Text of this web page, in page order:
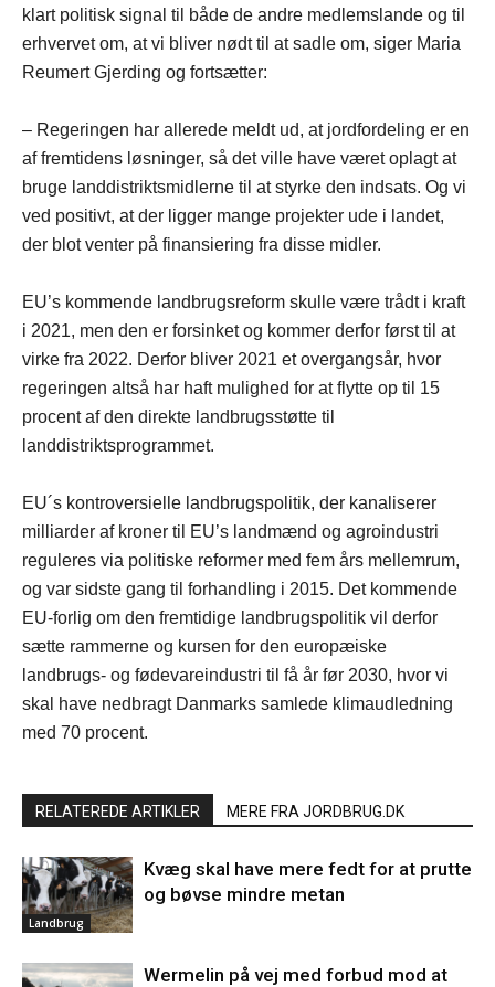
klart politisk signal til både de andre medlemslande og til
erhvervet om, at vi bliver nødt til at sadle om, siger Maria
Reumert Gjerding og fortsætter:
– Regeringen har allerede meldt ud, at jordfordeling er en
af fremtidens løsninger, så det ville have været oplagt at
bruge landdistriktsmidlerne til at styrke den indsats. Og vi
ved positivt, at der ligger mange projekter ude i landet,
der blot venter på finansiering fra disse midler.
EU’s kommende landbrugsreform skulle være trådt i kraft
i 2021, men den er forsinket og kommer derfor først til at
virke fra 2022. Derfor bliver 2021 et overgangsår, hvor
regeringen altså har haft mulighed for at flytte op til 15
procent af den direkte landbrugsstøtte til
landdistriktsprogrammet.
EU´s kontroversielle landbrugspolitik, der kanaliserer
milliarder af kroner til EU’s landmænd og agroindustri
reguleres via politiske reformer med fem års mellemrum,
og var sidste gang til forhandling i 2015. Det kommende
EU-forlig om den fremtidige landbrugspolitik vil derfor
sætte rammerne og kursen for den europæiske
landbrugs- og fødevareindustri til få år før 2030, hvor vi
skal have nedbragt Danmarks samlede klimaudledning
med 70 procent.
RELATEREDE ARTIKLER MERE FRA JORDBRUG.DK
Landbrug
Kvæg skal have mere fedt for at prutte
og bøvse mindre metan
Wermelin på vej med forbud mod at